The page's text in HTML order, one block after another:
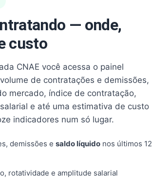
— onde,
custo
CNAE você acessa o painel
de contratações e demissões,
mercado, índice de contratação,
e até uma estimativa de custo
indicadores num só lugar.
demissões e saldo líquido nos últimos 12
rotatividade e amplitude salarial